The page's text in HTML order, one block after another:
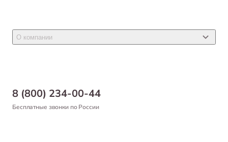
8 (800) 234-00-44
Бесплатные звонки по России
Товары для птиц
Новости
Самовывоз
Оформление заказа
О компании
Благотворительный фонд